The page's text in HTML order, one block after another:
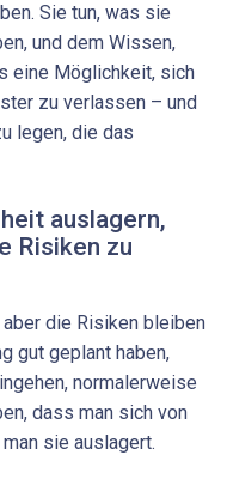
Sie tun, was sie
und dem Wissen,
eine Möglichkeit, sich
zu verlassen – und
legen, die das
auslagern,
Risiken zu
aber die Risiken bleiben
gut geplant haben,
normalerweise
dass man sich von
sie auslagert.